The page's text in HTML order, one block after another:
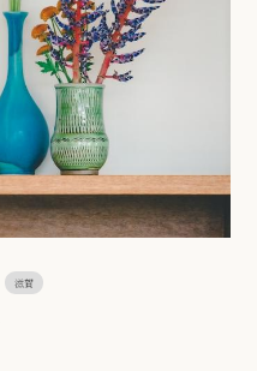
滋賀